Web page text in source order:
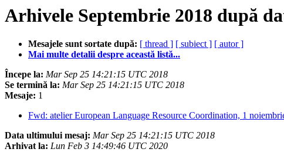
Arhivele Septembrie 2018 după
Mesajele sunt sortate după: [ thread ] [ subiect ] [ autor ]
Mai multe detalii despre această listă...
Începe la: Mar Sep 25 14:21:15 UTC 2018
Se termină la: Mar Sep 25 14:21:15 UTC 2018
Mesaje: 1
Fwd: atelier European Language Resource Coordination, 1
Data ultimului mesaj: Mar Sep 25 14:21:15 UTC 2018
Arhivat la: Lun Feb 3 14:49:46 UTC 2020